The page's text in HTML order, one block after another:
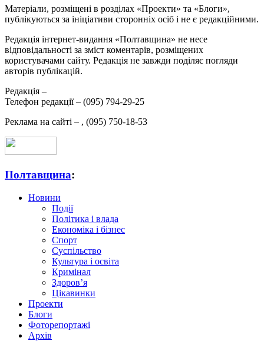
Матеріали, розміщені в розділах «Проекти» та «Блоги»,
публікуються за ініціативи сторонніх осіб і не є редакційними.
Редакція інтернет-видання «Полтавщина» не несе
відповідальності за зміст коментарів, розміщених
користувачами сайту. Редакція не завжди поділяє погляди
авторів публікацій.
Редакція –
Телефон редакції – (095) 794-29-25
Реклама на сайті – , (095) 750-18-53
Полтавщина:
Новини
Події
Політика і влада
Економіка і бізнес
Спорт
Суспільство
Культура і освіта
Кримінал
Здоров’я
Цікавинки
Проекти
Блоги
Фоторепортажі
Архів